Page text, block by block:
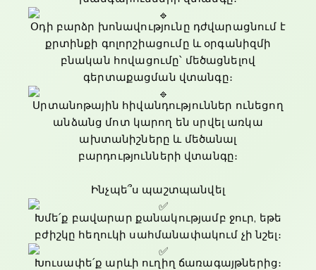
Օդի բարձր խոնավությունը դժվարացնում է
քրտինքի գոլորշիացումը և օրգանիզմի
բնական հովացումը՝ մեծացնելով
գերտաքացման վտանգը։
Սրտանոթային հիվանդություններ ունեցող
անձանց մոտ կարող են սրվել առկա
ախտանիշները և մեծանալ
բարդությունների վտանգը։
Ինչպե՞ս պաշտպանվել
Խմե՛ք բավարար քանակությամբ ջուր, եթե
բժիշկը հեղուկի սահմանափակում չի նշել։
Խուսափե՛ք արևի ուղիղ ճառագայթներից։